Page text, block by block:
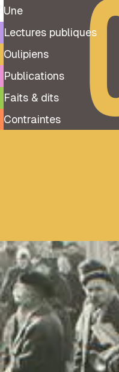
Une
Lectures publiques
Oulipiens
Publications
Faits & dits
Contraintes